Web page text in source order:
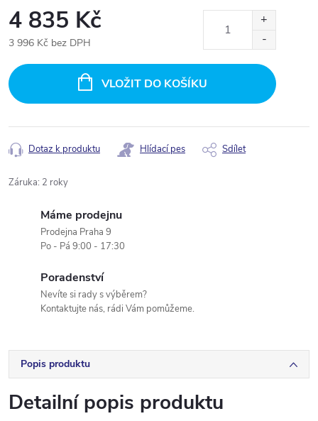
4 835 Kč
3 996 Kč bez DPH
cena:
VLOŽIT DO KOŠÍKU
Dotaz k produktu Hlídací pes Sdílet
Záruka: 2 roky
Máme prodejnu
Prodejna Praha 9
Po - Pá 9:00 - 17:30
Poradenství
Nevíte si rady s výběrem?
Kontaktujte nás, rádi Vám pomůžeme.
Popis produktu
Detailní popis produktu